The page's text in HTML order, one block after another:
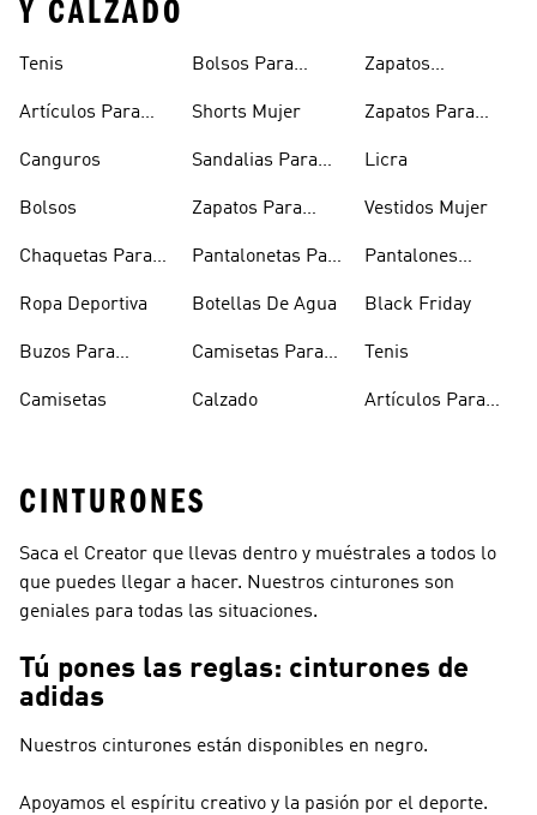
Y CALZADO
Tenis
Artículos Para
Canguros
Bolsos
Chaquetas Para
Ropa Deportiva
Buzos Para
Camisetas
Bolsos Para
Shorts Mujer
Sandalias Para
Zapatos Para
Pantalonetas Para
Botellas De Agua
Camisetas Para
Calzado
Zapatos
Zapatos Para
Licra
Vestidos Mujer
Pantalones
Black Friday
Tenis
Artículos Para
CINTURONES
Saca el Creator que llevas dentro y muéstrales a todos lo
que puedes llegar a hacer. Nuestros cinturones son
geniales para todas las situaciones.
Tú pones las reglas: cinturones de
adidas
Nuestros cinturones están disponibles en negro.
Apoyamos el espíritu creativo y la pasión por el deporte.